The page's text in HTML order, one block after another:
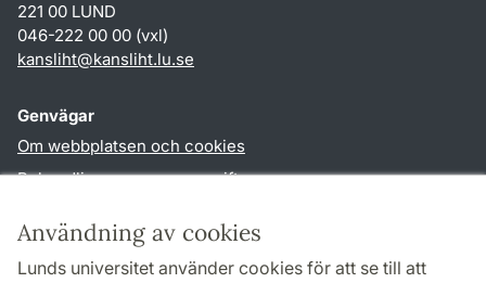
Användning av cookies
Lunds universitet använder cookies för att se till att
221 00 LUND
046-222 00 00 (vxl)
kansliht@kansliht.lu.se
Genvägar
Om webbplatsen och cookies
Behandling av personuppgifter
TYPO3-login